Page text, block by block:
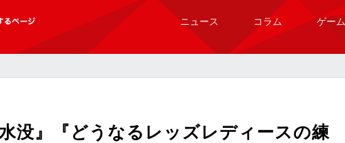
るペ
ニュース コラム ゲーム
没』『どうなるレッズレディースの練